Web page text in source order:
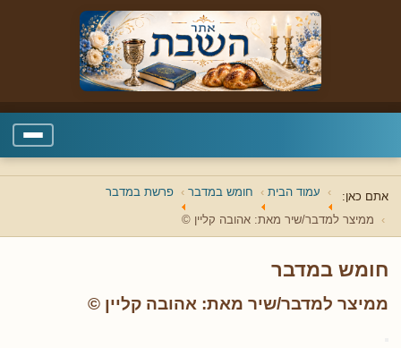
אתם כאן: עמוד הבית חומש במדבר פרשת במדבר
ממיצר למדבר/שיר מאת: אהובה קליין ©
חומש במדבר
ממיצר למדבר/שיר מאת: אהובה קליין ©